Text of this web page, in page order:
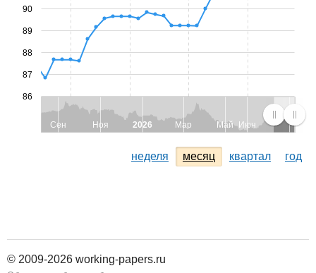
Сен Ноя 2026 Мар Май Июн
86
87
88
89
90
неделя месяц квартал год
© 2009-2026 working-papers.ru